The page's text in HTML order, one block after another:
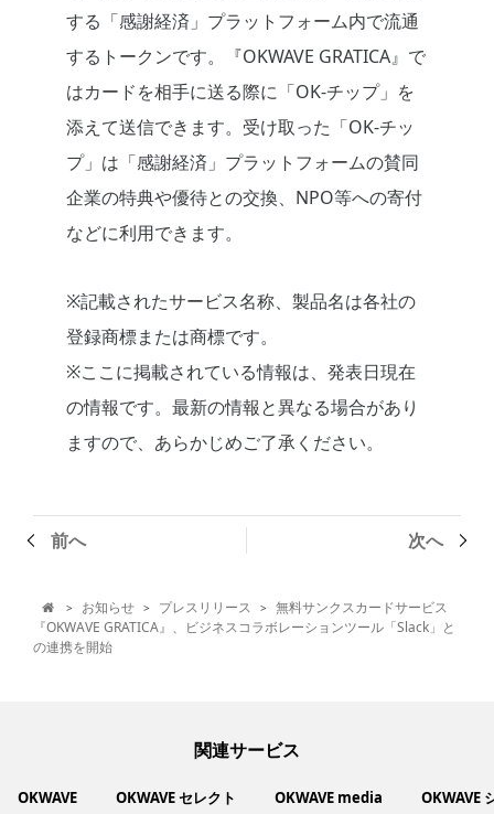
する「感謝経済」プラットフォーム内で流通
するトークンです。『OKWAVE GRATICA』で
はカードを相手に送る際に「OK-チップ」を
添えて送信できます。受け取った「OK-チッ
プ」は「感謝経済」プラットフォームの賛同
企業の特典や優待との交換、NPO等への寄付
などに利用できます。
※記載されたサービス名称、製品名は各社の
登録商標または商標です。
※ここに掲載されている情報は、発表日現在
の情報です。最新の情報と異なる場合があり
ますので、あらかじめご了承ください。
前へ 次へ
 > お知らせ > プレスリリース > 無料サンクスカードサービス
『OKWAVE GRATICA』、ビジネスコラボレーションツール「Slack」と
の連携を開始
関連サービス
OKWAVE OKWAVE セレクト OKWAVE media OKWAVE